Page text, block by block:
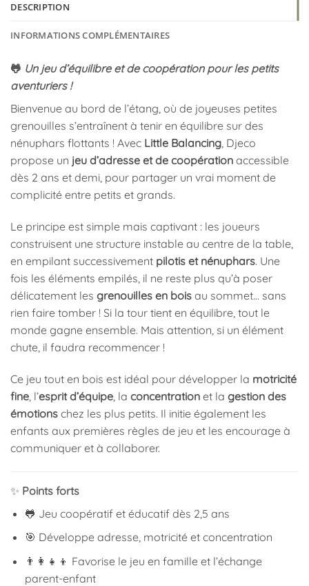
DESCRIPTION
INFORMATIONS COMPLÉMENTAIRES
🐸 Un jeu d’équilibre et de coopération pour les petits
aventuriers !
Bienvenue au bord de l’étang, où de joyeuses petites
grenouilles s’entraînent à tenir en équilibre sur des
nénuphars flottants ! Avec Little Balancing, Djeco
propose un jeu d’adresse et de coopération accessible
dès 2 ans et demi, pour partager un vrai moment de
complicité entre petits et grands.
Le principe est simple mais captivant : les joueurs
construisent une structure instable au centre de la table,
en empilant successivement pilotis et nénuphars. Une
fois les éléments empilés, il ne reste plus qu’à poser
délicatement les grenouilles en bois au sommet… sans
rien faire tomber ! Si la tour tient en équilibre, tout le
monde gagne ensemble. Mais attention, si un élément
chute, il faudra recommencer !
Ce jeu tout en bois est idéal pour développer la motricité
fine , l’esprit d’équipe , la concentration et la gestion des
émotions chez les plus petits. Il initie également les
enfants aux premières règles de jeu et les encourage à
communiquer et à collaborer.
✨ Points forts
🐸 Jeu coopératif et éducatif dès 2,5 ans
🎯 Développe adresse, motricité et concentration
👨‍👩‍👧‍👦 Favorise le jeu en famille et l’échange
parent-enfant